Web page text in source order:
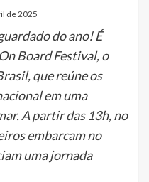
de 2025
do ano! É
Board Festival, o
que reúne os
em uma
A partir das 13h, no
embarcam no
uma jornada